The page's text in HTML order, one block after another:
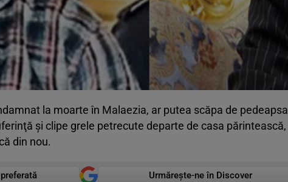
la moarte în Malaezia, ar putea scăpa de pedeapsa
şi clipe grele petrecute departe de casa părintească,
din nou.
Urmărește-ne în Discover